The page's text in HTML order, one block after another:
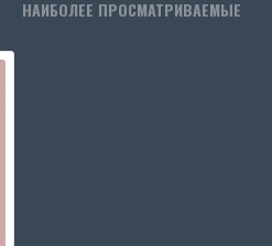
НАИБОЛЕЕ ПРОСМАТРИВАЕМЫЕ